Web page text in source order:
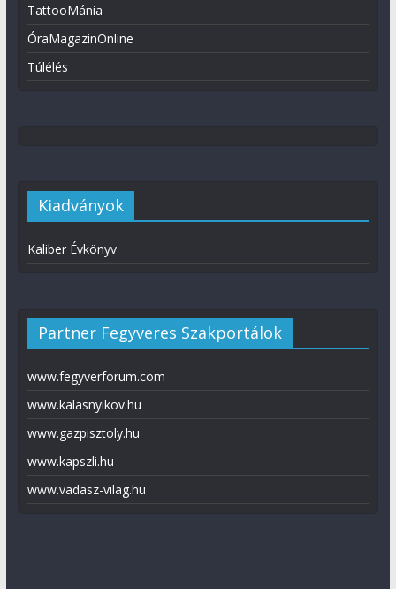
TattooMánia
ÓraMagazinOnline
Túlélés
Kiadványok
Kaliber Évkönyv
Partner Fegyveres Szakportálok
www.fegyverforum.com
www.kalasnyikov.hu
www.gazpisztoly.hu
www.kapszli.hu
www.vadasz-vilag.hu